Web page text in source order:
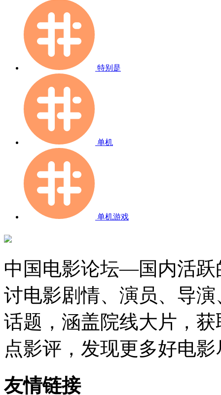
特别是
单机
单机游戏
中国电影论坛—国内活跃
讨电影剧情、演员、导
话题，涵盖院线大片，
点影评，发现更多好电
友情链接